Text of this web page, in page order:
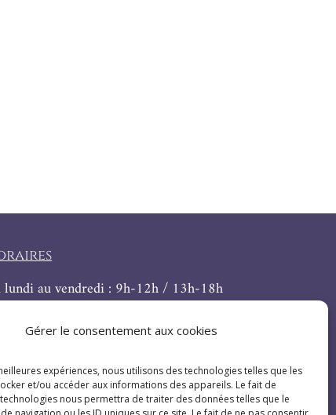
Gérer le consentement aux cookies
expériences, nous utilisons des technologies telles que les
et/ou accéder aux informations des appareils. Le fait de
nous permettra de traiter des données telles que le
lundi au vendredi : 9h-12h / 13h-18h
samedi : 9h-12h